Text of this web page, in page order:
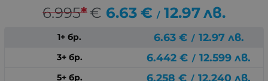
6.995*€ 6.63 € / 12.97лв.
1+ бр. 6.63 € / 12.97 лв.
3+ бр. 6.442 € / 12.599 лв.
5+ бр. 6.258 € / 12.240 лв.